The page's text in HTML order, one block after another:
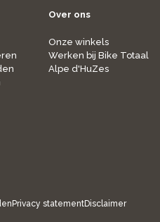
Over ons
Onze winkels
Werken bij Bike Totaal
Alpe d'HuZes
Privacy statementDisclaimer